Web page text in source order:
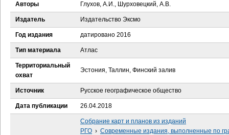
д
е
с
ь
Авторы Глухов, А.И., Шурховецкий, А.В.
Издатель Издательство Эксмо
Год издания датировано 2016
Тип материала Атлас
Территориальный
охват
Эстония, Таллин, Финский залив
Источник Русское географическое общество
Дата публикации 26.04.2018
Собрание карт и планов из изданий
РГО › Современные издания, выполненные по